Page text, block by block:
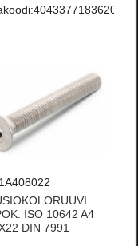
4043377183620
ISO 10642 A4
DIN 7991